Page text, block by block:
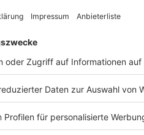
Christoph Mahlke aus
Ralf kriecht in seine
in die Kauleiste des
ihre nächste Prügelei planen…?
https://linktr.ee/notaufnahme Ihr
E-Mail an: hallo@podever.de